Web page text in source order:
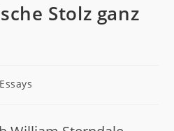
Stolz ganz
Essays